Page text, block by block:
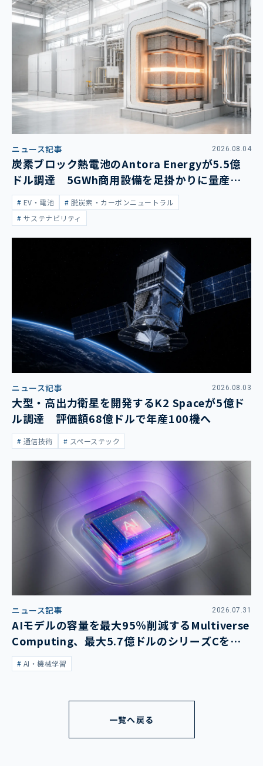
ニュース記事 2026.08.04
炭素ブロック熱電池のAntora Energyが5.5億
ドル調達 5GWh商用設備を足掛かりに量産拡
大EV・電池
脱炭素・カーボンニュートラル
サステナビリティ
ニュース記事 2026.08.03
大型・高出力衛星を開発するK2 Spaceが5億ド
ル調達 評価額68億ドルで年産100機へ
通信技術 スペーステック
ニュース記事 2026.07.31
AIモデルの容量を最大95％削減するMultiverse
Computing、最大5.7億ドルのシリーズCを発
表AI・機械学習
一覧へ戻る